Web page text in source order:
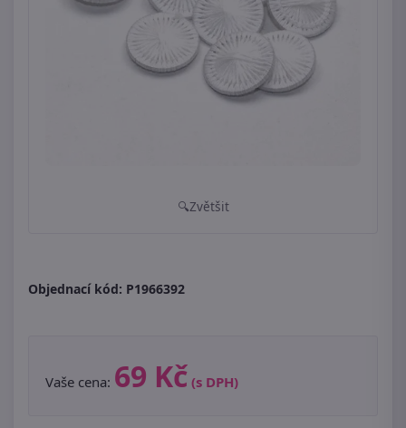
Zvětšit
Objednací kód: P1966392
Vaše cena: 69 Kč (s DPH)